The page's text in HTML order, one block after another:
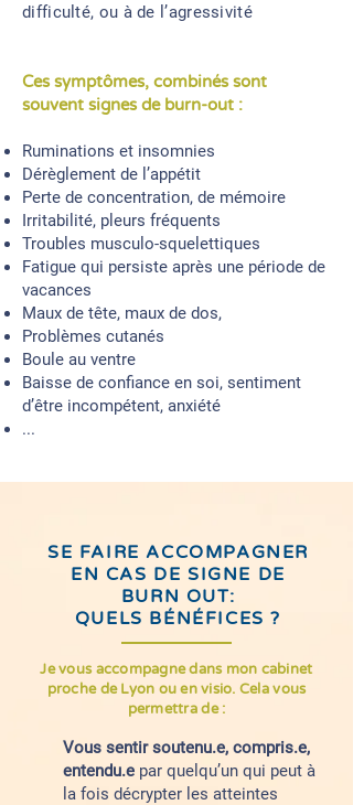
difficulté, ou à de l’agressivité
Ces symptômes, combinés sont
souvent signes de burn-out :
Ruminations et insomnies
Dérèglement de l’appétit
Perte de concentration, de mémoire
Irritabilité, pleurs fréquents
Troubles musculo-squelettiques
Fatigue qui persiste après une période de
vacances
Maux de tête, maux de dos,
Problèmes cutanés
Boule au ventre
Baisse de confiance en soi, sentiment
d’être incompétent, anxiété
...
SE FAIRE ACCOMPAGNER
EN CAS DE SIGNE DE
BURN OUT:
QUELS BÉNÉFICES ?
Je vous accompagne dans mon cabinet
proche de Lyon ou en visio. Cela vous
permettra de :
Vous sentir soutenu.e, compris.e,
entendu.e par quelqu’un qui peut à
la fois décrypter les atteintes